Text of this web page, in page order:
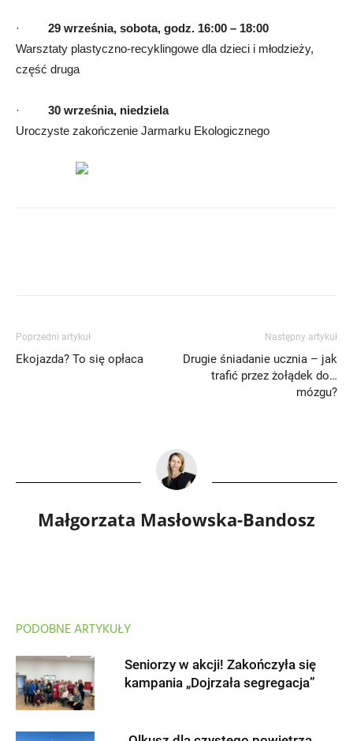
·
29 września, sobota, godz. 16:00 – 18:00
Warsztaty plastyczno-recyklingowe dla dzieci i młodzieży,
część druga
·
30 września, niedziela
Uroczyste zakończenie Jarmarku Ekologicznego
Poprzedni artykuł
Ekojazda? To się opłaca
Następny artykuł
Drugie śniadanie ucznia – jak
trafić przez żołądek do…
mózgu?
Małgorzata Masłowska-Bandosz
PODOBNE ARTYKUŁY
Seniorzy w akcji! Zakończyła się
kampania „Dojrzała segregacja”